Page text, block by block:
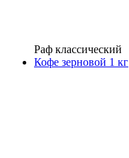
Раф классический
Кофе зерновой 1 кг